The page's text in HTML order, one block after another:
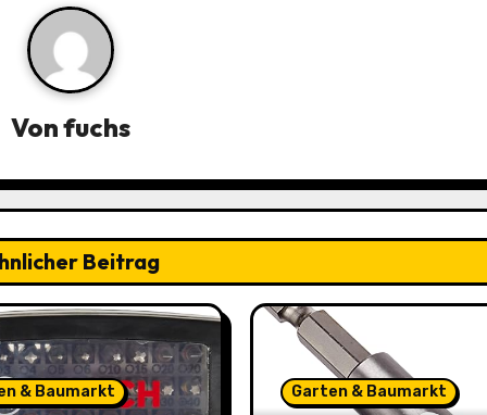
Vonfuchs
Beitrag
& Baumarkt Garten & Baumarkt